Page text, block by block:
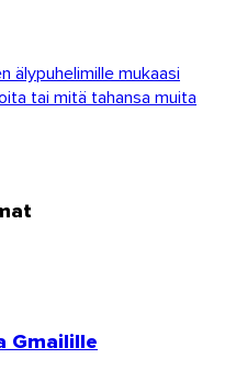
älypuhelimille mukaasi
tai mitä tahansa muita
Gmailille